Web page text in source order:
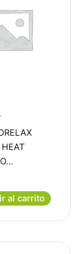
HEAT
al carrito